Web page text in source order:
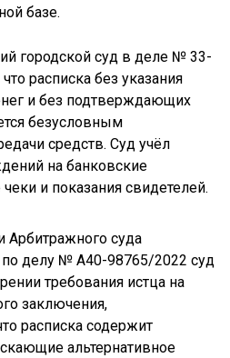
базе.
городской суд в деле № 33-
расписка без указания
и без подтверждающих
безусловным
средств. Суд учёл
на банковские
и показания свидетелей.
Арбитражного суда
по делу № А40-98765/2022 суд
требования истца на
заключения,
расписка содержит
альтернативное